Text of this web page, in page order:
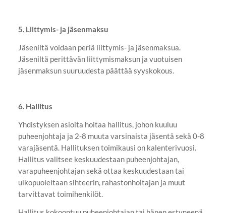
5. Liittymis- ja jäsenmaksu
Jäseniltä voidaan periä liittymis- ja jäsenmaksua.
Jäseniltä perittävän liittymismaksun ja vuotuisen
jäsenmaksun suuruudesta päättää syyskokous.
6. Hallitus
Yhdistyksen asioita hoitaa hallitus, johon kuuluu
puheenjohtaja ja 2-8 muuta varsinaista jäsentä sekä 0-8
varajäsentä. Hallituksen toimikausi on kalenterivuosi.
Hallitus valitsee keskuudestaan puheenjohtajan,
varapuheenjohtajan sekä ottaa keskuudestaan tai
ulkopuoleltaan sihteerin, rahastonhoitajan ja muut
tarvittavat toimihenkilöt.